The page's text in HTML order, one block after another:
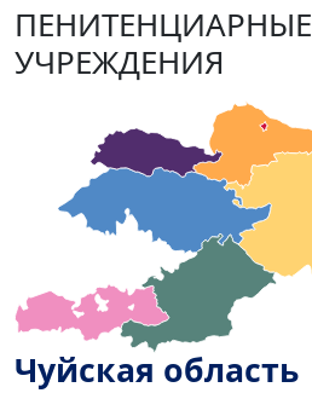
ПЕНИТЕНЦИАРНЫЕ
УЧРЕЖДЕНИЯ
Чуйская область